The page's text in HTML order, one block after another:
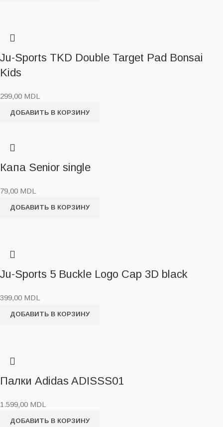
Ju-Sports TKD Double Target Pad Bonsai
Kids
299,00 MDL
ДОБАВИТЬ В КОРЗИНУ
Капа Senior single
79,00 MDL
ДОБАВИТЬ В КОРЗИНУ
Ju-Sports 5 Buckle Logo Cap 3D black
399,00 MDL
ДОБАВИТЬ В КОРЗИНУ
Палки Adidas ADISSS01
1.599,00 MDL
ДОБАВИТЬ В КОРЗИНУ